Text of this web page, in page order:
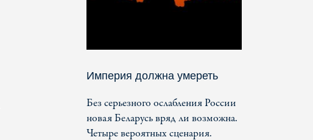
Империя должна умереть
Без серьезного ослабления России
новая Беларусь вряд ли возможна.
Четыре вероятных сценария.